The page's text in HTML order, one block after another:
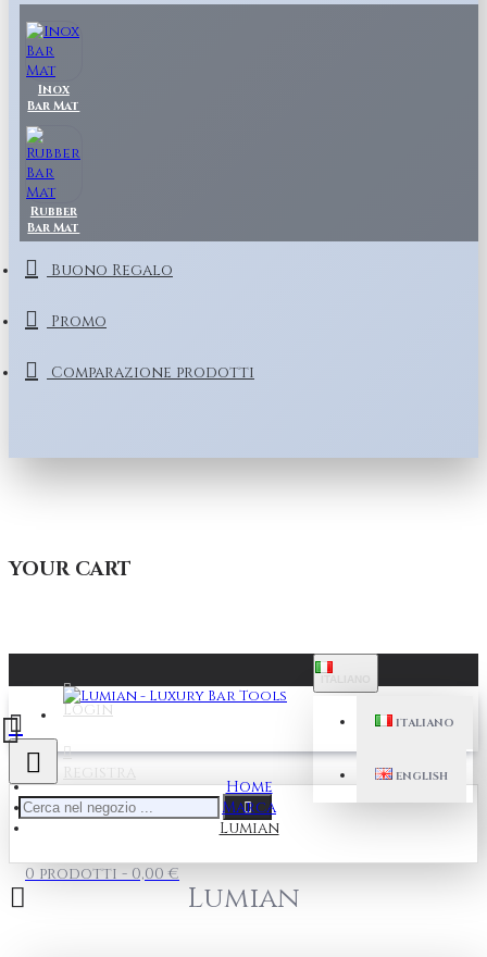
Inox
Bar Mat
Rubber
Bar Mat
Buono Regalo
Promo
Comparazione prodotti
YOUR CART
Login
Registra
ITALIANO
ENGLISH
0 prodotti - 0,00 €
Home
Marca
Lumian
Lumian